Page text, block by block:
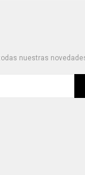
nuestras